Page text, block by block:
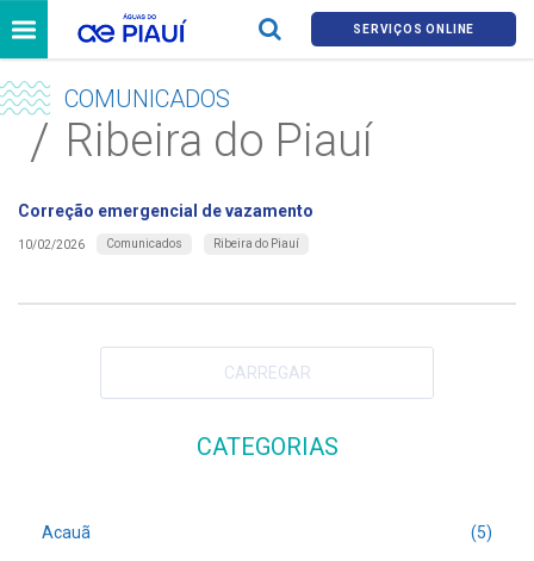
SERVIÇOS ONLINE
COMUNICADOS
Ribeira do Piauí
Correção emergencial de vazamento
10/02/2026 Comunicados Ribeira do Piauí
CARREGAR
CATEGORIAS
Acauã (5)